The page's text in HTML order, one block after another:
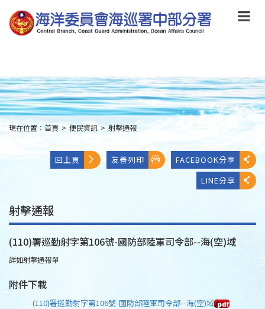
到
主
要
to
main
content
:::
現在位置： 首頁 > 便民資訊 > 射擊通報
回上頁 友善列印
FACEBOOK分享
LINE分享
射擊通報
(110)署巡勤射字第106號-國防部陸軍司令部--海(空)域
詳如射擊通報單
附件下載
(110)署巡勤射字第106號-國防部陸軍司令部--海(空)域